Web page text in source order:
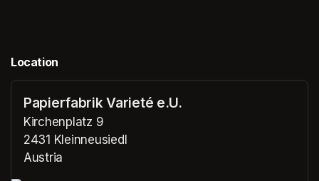
Location
Papierfabrik Varieté e.U.
Kirchenplatz 9
2431 Kleinneusiedl
Austria